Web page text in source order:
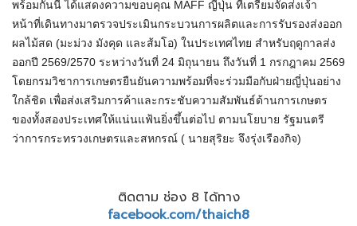
พร้อมกันนี้ ได้แสดงความขอบคุณ MAFF ญี่ปุ่น ที่เตรียมจัดส่งเจ้า
หน้าที่เดินทางมาตรวจประเมินกระบวนการผลิตและการรับรองส่งออก
ผลไม้สด (มะม่วง มังคุด และส้มโอ) ในประเทศไทย สำหรับฤดูกาลส่ง
ออกปี 2569/2570 ระหว่างวันที่ 24 มิถุนายน ถึงวันที่ 1 กรกฎาคม 2569
โดยกรมวิชาการเกษตรยืนยันความพร้อมที่จะร่วมมือกับฝ่ายญี่ปุ่นอย่าง
ใกล้ชิด เพื่อส่งเสริมการค้าและกระชับความสัมพันธ์ด้านการเกษตร
ของทั้งสองประเทศให้แน่นแฟ้นยิ่งขึ้นต่อไป ตามนโยบาย รัฐมนตรี
ว่าการกระทรวงเกษตรและสหกรณ์ ( นายสุริยะ จึงรุ่งเรืองกิจ)
ติดตาม ช่อง 8 ได้ทาง
facebook.com/thaich8